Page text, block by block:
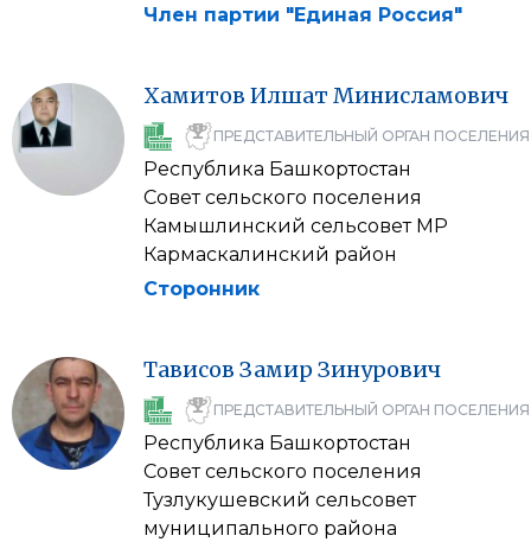
Член партии "Единая Россия"
Хамитов Илшат Минисламович
ПРЕДСТАВИТЕЛЬНЫЙ ОРГАН ПОСЕЛЕНИЯ
Республика Башкортостан
Совет сельского поселения
Камышлинский сельсовет МР
Кармаскалинский район
Сторонник
Тависов Замир Зинурович
ПРЕДСТАВИТЕЛЬНЫЙ ОРГАН ПОСЕЛЕНИЯ
Республика Башкортостан
Совет сельского поселения
Тузлукушевский сельсовет
муниципального района